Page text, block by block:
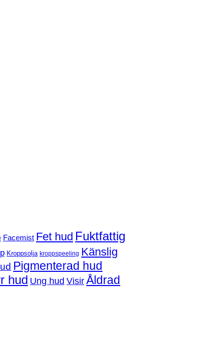
Facemist Fet hud Fuktfattig
Kroppsolja kroppspeeling Känslig
Pigmenterad hud
hud Ung hud VisirÅldrad